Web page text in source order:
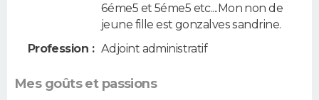
6éme5 et 5éme5 etc....Mon non de
jeune fille est gonzalves sandrine.
Profession : Adjoint administratif
Mes goûts et passions